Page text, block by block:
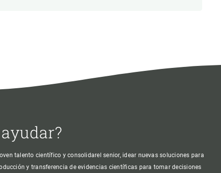
talento científico y consolidarel senior, idear nuevas soluciones para
y transferencia de evidencias científicas para tomar decisiones